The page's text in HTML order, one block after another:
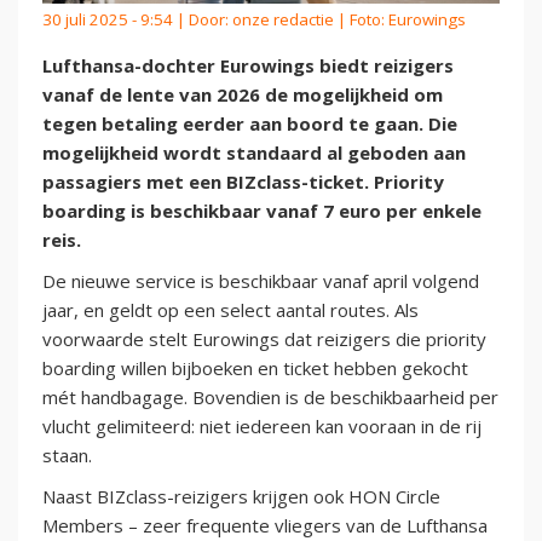
30 juli 2025 - 9:54 | Door: onze redactie | Foto: Eurowings
Lufthansa-dochter Eurowings biedt reizigers
vanaf de lente van 2026 de mogelijkheid om
tegen betaling eerder aan boord te gaan. Die
mogelijkheid wordt standaard al geboden aan
passagiers met een BIZclass-ticket. Priority
boarding is beschikbaar vanaf 7 euro per enkele
reis.
De nieuwe service is beschikbaar vanaf april volgend
jaar, en geldt op een select aantal routes. Als
voorwaarde stelt Eurowings dat reizigers die priority
boarding willen bijboeken en ticket hebben gekocht
mét handbagage. Bovendien is de beschikbaarheid per
vlucht gelimiteerd: niet iedereen kan vooraan in de rij
staan.
Naast BIZclass-reizigers krijgen ook HON Circle
Members – zeer frequente vliegers van de Lufthansa